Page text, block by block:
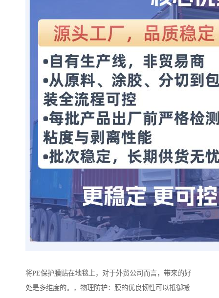
将PE保护膜贴在地毯上，对于外贸公司而言，带来的好
处是多维度的。，物理防护：膜的优良韧性可以抵御搬